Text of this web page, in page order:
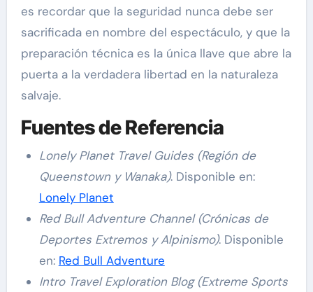
es recordar que la seguridad nunca debe ser
sacrificada en nombre del espectáculo, y que la
preparación técnica es la única llave que abre la
puerta a la verdadera libertad en la naturaleza
salvaje.
Fuentes de Referencia
Lonely Planet Travel Guides (Región de
Queenstown y Wanaka). Disponible en:
Lonely Planet
Red Bull Adventure Channel (Crónicas de
Deportes Extremos y Alpinismo). Disponible
en: Red Bull Adventure
Intro Travel Exploration Blog (Extreme Sports